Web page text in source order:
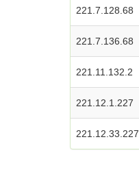
221.7.128.68
221.7.136.68
221.11.132.2
221.12.1.227
221.12.33.227